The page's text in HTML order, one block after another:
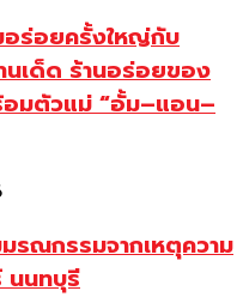
อร่อยครั้งใหญ่กับ
นเด็ด ร้านอร่อยของ
อมตัวแม่ “อั้ม–แอน–
รณกรรมจากเหตุความ
นนทบุรี